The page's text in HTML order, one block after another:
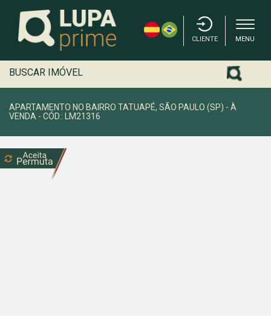
CLIENTE MENU
BUSCAR IMÓVEL
APARTAMENTO NO BAIRRO TATUAPÉ, SÃO PAULO (SP) - À
VENDA - CÓD.: LM21316